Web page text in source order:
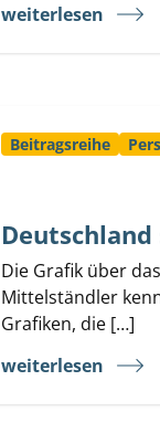
weiterlesen
Beitragsreihe
Die Grafik über
Mittelständler
Grafiken, die […]
weiterlesen